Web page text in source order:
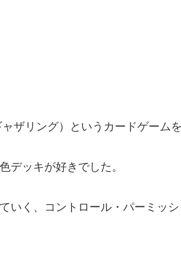
ザリング）というカードゲーム
デッキが好きでした。
いく、コントロール・パーミッ